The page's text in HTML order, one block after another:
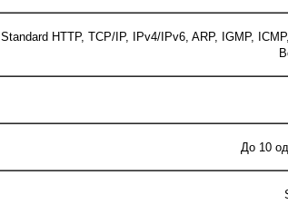
Standard HTTP, TCP/IP, IPv4/IPv6, ARP, IGMP,
До 10